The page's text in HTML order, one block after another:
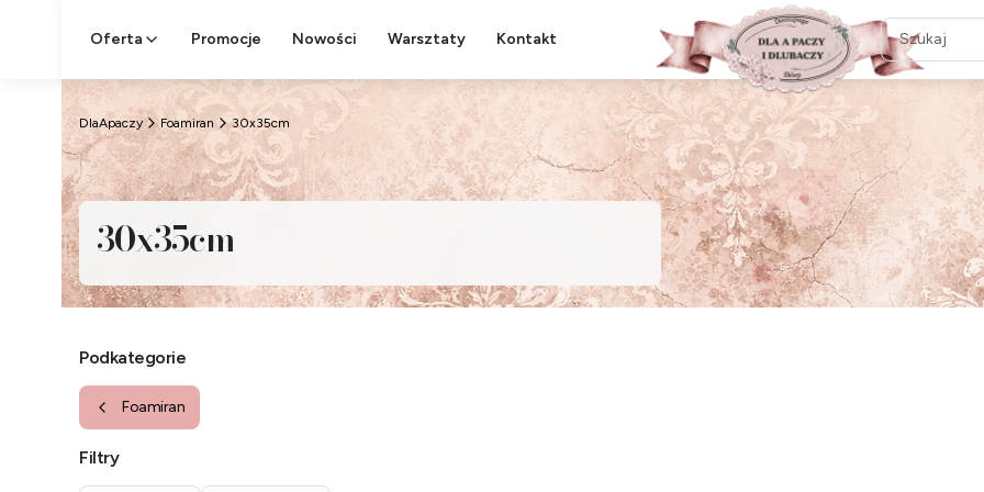
Oferta Promocje Nowości Warsztaty Kontakt
DlaApaczy Foamiran 30x35cm
30x35cm
Podkategorie
Foamiran
Filtry